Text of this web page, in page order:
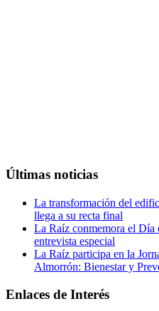
Últimas noticias
La transformación del
llega a su recta final
La Raíz conmemora el Día
entrevista especial
La Raíz participa en la
Almorrón: Bienestar y
Enlaces de Interés